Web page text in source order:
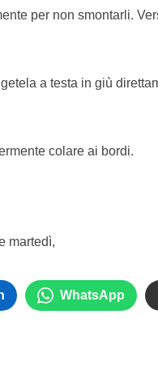
per non smontarli.
a testa in giù
colare ai bordi.
martedì,
WhatsApp